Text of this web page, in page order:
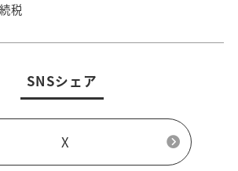
税
SNSシェア
X